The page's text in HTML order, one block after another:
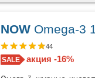
NOWOmega-3
44
акция -16%